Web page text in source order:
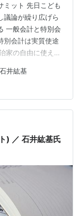
ミット 先日こども
議論が繰り広げら
一般会計と特別会
別会計は実質使途
家の自由に使える
ない者も多く 出
い物だと誤解し
年に暗殺された 石
の特別会計の闇に
突っ込もうとして
石井紘基
) ／ 石井紘基氏